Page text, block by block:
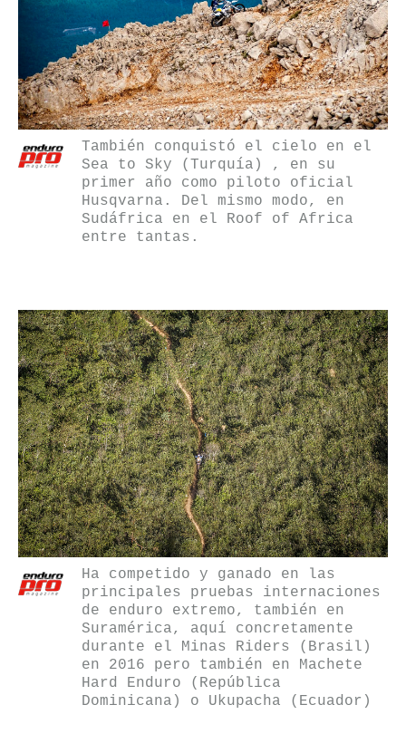
También conquistó el cielo en el
Sea to Sky (Turquía) , en su
primer año como piloto oficial
Husqvarna. Del mismo modo, en
Sudáfrica en el Roof of Africa
entre tantas.
Ha competido y ganado en las
principales pruebas internaciones
de enduro extremo, también en
Suramérica, aquí concretamente
durante el Minas Riders (Brasil)
en 2016 pero también en Machete
Hard Enduro (República
Dominicana) o Ukupacha (Ecuador)